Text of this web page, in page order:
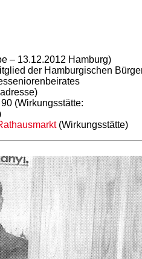
– 13.12.2012 Hamburg)
der Hamburgischen
90 (Wirkungsstätte:
(Wirkungsstätte)